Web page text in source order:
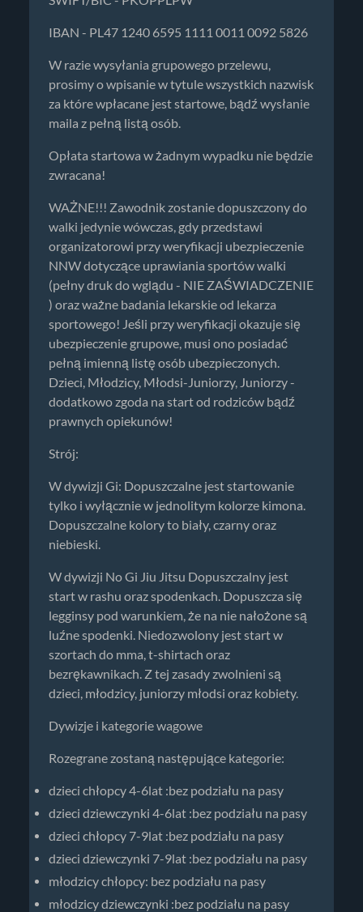
IBAN - PL47 1240 6595 1111 0011 0092 5826
W razie wysyłania grupowego przelewu,
prosimy o wpisanie w tytule wszystkich nazwisk
za które wpłacane jest startowe, bądź wysłanie
maila z pełną listą osób.
Opłata startowa w żadnym wypadku nie będzie
zwracana!
WAŻNE!!! Zawodnik zostanie dopuszczony do
walki jedynie wówczas, gdy przedstawi
organizatorowi przy weryfikacji ubezpieczenie
NNW dotyczące uprawiania sportów walki
(pełny druk do wglądu - NIE ZAŚWIADCZENIE
) oraz ważne badania lekarskie od lekarza
sportowego! Jeśli przy weryfikacji okazuje się
ubezpieczenie grupowe, musi ono posiadać
pełną imienną listę osób ubezpieczonych.
Dzieci, Młodzicy, Młodsi-Juniorzy, Juniorzy -
dodatkowo zgoda na start od rodziców bądź
prawnych opiekunów!
Strój:
W dywizji Gi: Dopuszczalne jest startowanie
tylko i wyłącznie w jednolitym kolorze kimona.
Dopuszczalne kolory to biały, czarny oraz
niebieski.
W dywizji No Gi Jiu Jitsu Dopuszczalny jest
start w rashu oraz spodenkach. Dopuszcza się
legginsy pod warunkiem, że na nie nałożone są
luźne spodenki. Niedozwolony jest start w
szortach do mma, t-shirtach oraz
bezrękawnikach. Z tej zasady zwolnieni są
dzieci, młodzicy, juniorzy młodsi oraz kobiety.
Dywizje i kategorie wagowe
Rozegrane zostaną następujące kategorie:
dzieci chłopcy 4-6lat :bez podziału na pasy
dzieci dziewczynki 4-6lat :bez podziału na pasy
dzieci chłopcy 7-9lat :bez podziału na pasy
dzieci dziewczynki 7-9lat :bez podziału na pasy
młodzicy chłopcy: bez podziału na pasy
młodzicy dziewczynki :bez podziału na pasy